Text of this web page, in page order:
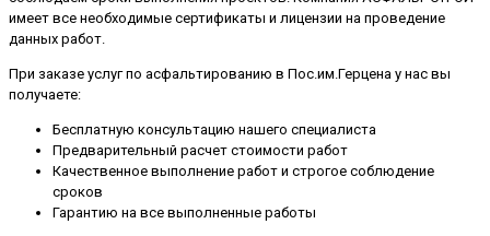
имеет все необходимые сертификаты и лицензии на проведение
данных работ.
При заказе услуг по асфальтированию в Пос.им.Герцена у нас вы
получаете:
Бесплатную консультацию нашего специалиста
Предварительный расчет стоимости работ
Качественное выполнение работ и строгое соблюдение
сроков
Гарантию на все выполненные работы